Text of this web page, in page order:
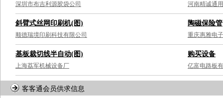
深圳市布吉利源胶袋公司
斜臂式丝网印刷机(图)
顺德瑞境印刷科技有限公司
基板裁切线半自动(图)
上海荔军机械设备厂
河南精诚通
陶磁保险管
重庆惠雅电
购买设备
亿富电路板
客客通会员供求信息